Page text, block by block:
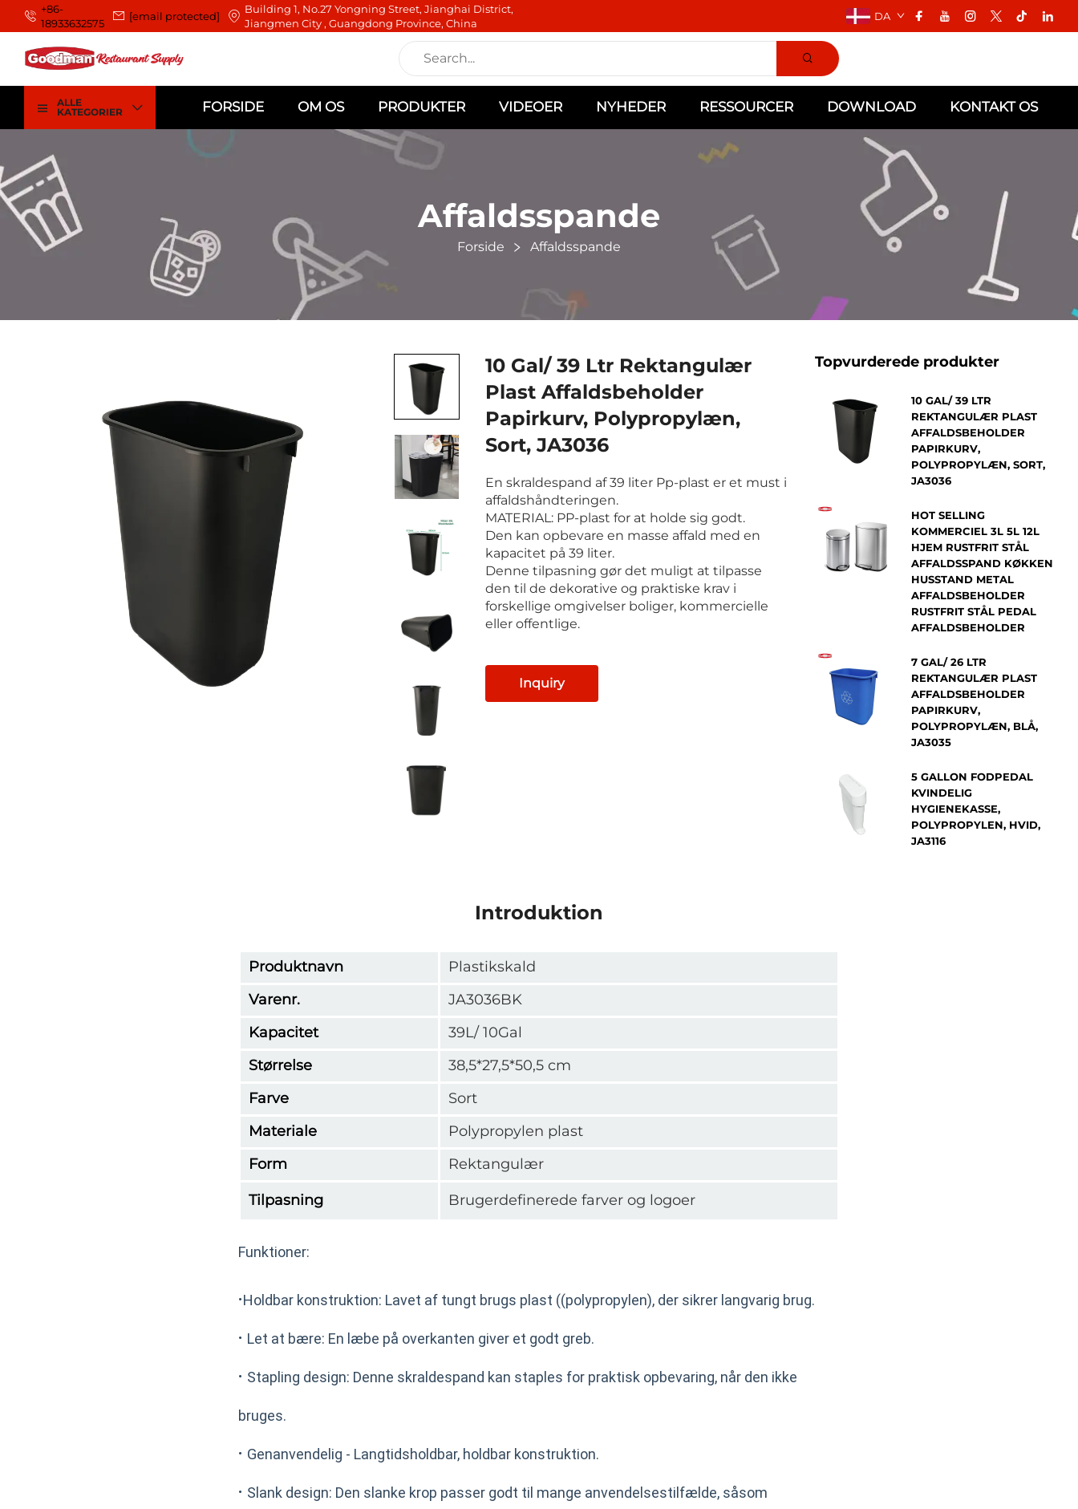
+86-
18933632575
[email protected]
Building 1, No.27 Yongning Street, Jianghai District,
Jiangmen City , Guangdong Province, China
DA
ALLE
KATEGORIER
FORSIDE OM OS PRODUKTER VIDEOER NYHEDER RESSOURCER DOWNLOAD KONTAKT OS
Affaldsspande
Forside Affaldsspande
10 Gal/ 39 Ltr Rektangulær
Plast Affaldsbeholder
Papirkurv, Polypropylæn,
Sort, JA3036
En skraldespand af 39 liter Pp-plast er et must i
affaldshåndteringen.
MATERIAL: PP-plast for at holde sig godt.
Den kan opbevare en masse affald med en
kapacitet på 39 liter.
Denne tilpasning gør det muligt at tilpasse
den til de dekorative og praktiske krav i
forskellige omgivelser boliger, kommercielle
eller offentlige.
Inquiry
Topvurderede produkter
10 GAL/ 39 LTR
REKTANGULÆR PLAST
AFFALDSBEHOLDER
PAPIRKURV,
POLYPROPYLÆN, SORT,
JA3036
HOT SELLING
KOMMERCIEL 3L 5L 12L
HJEM RUSTFRIT STÅL
AFFALDSSPAND KØKKEN
HUSSTAND METAL
AFFALDSBEHOLDER
RUSTFRIT STÅL PEDAL
AFFALDSBEHOLDER
7 GAL/ 26 LTR
REKTANGULÆR PLAST
AFFALDSBEHOLDER
PAPIRKURV,
POLYPROPYLÆN, BLÅ,
JA3035
5 GALLON FODPEDAL
KVINDELIG
HYGIENEKASSE,
POLYPROPYLEN, HVID,
JA3116
Introduktion
Produktnavn
Plastikskald
Varenr.
JA3036BK
Kapacitet
39L/ 10Gal
Størrelse
38,5*27,5*50,5 cm
Farve
Sort
Materiale
Polypropylen plast
Form
Rektangulær
Tilpasning Brugerdefinerede farver og logoer
Funktioner:
·Holdbar konstruktion: Lavet af tungt brugs plast ((polypropylen), der sikrer langvarig brug.
· Let at bære: En læbe på overkanten giver et godt greb.
· Stapling design: Denne skraldespand kan staples for praktisk opbevaring, når den ikke
bruges.
· Genanvendelig - Langtidsholdbar, holdbar konstruktion.
· Slank design: Den slanke krop passer godt til mange anvendelsestilfælde, såsom